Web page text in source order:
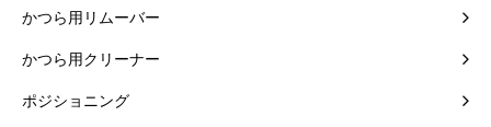
かつら用リムーバー
かつら用クリーナー
ポジショニング